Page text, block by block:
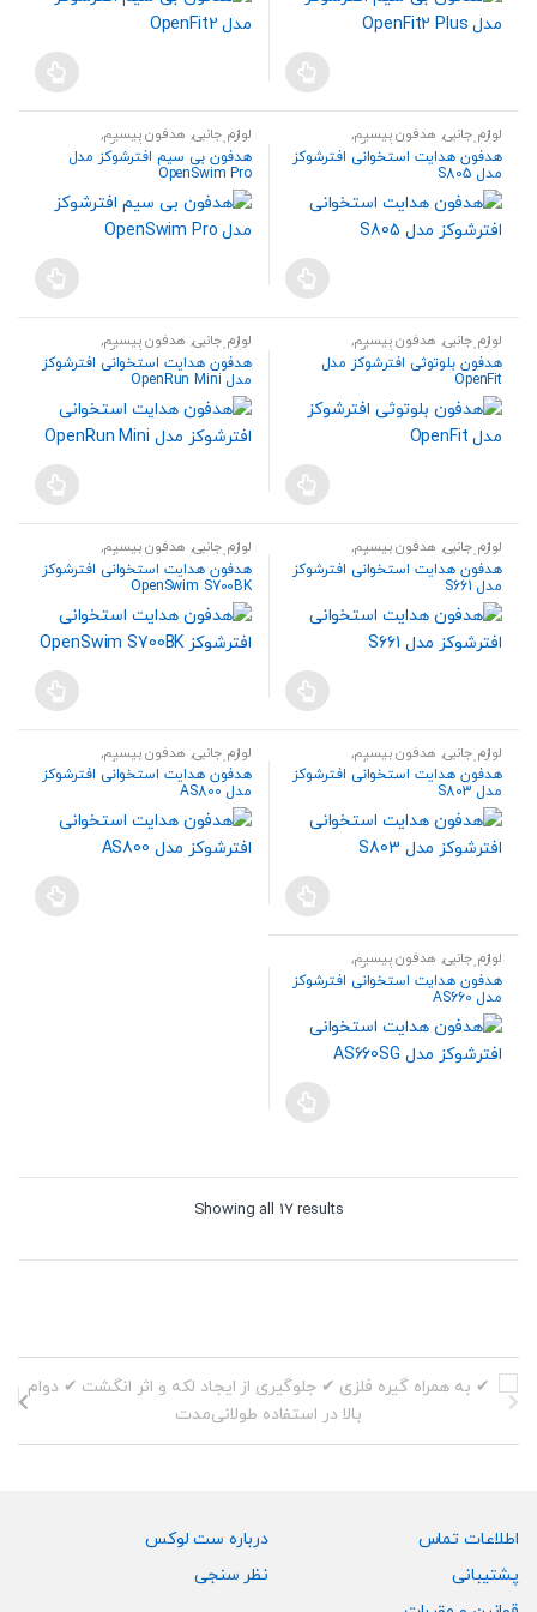
انتخاب
می
ممکن
است
در
صفحه
محصول
باشد.
است
در
صفحه
محصول
انتخاب
لوازم جانبی, هدفون بیسیم,
هندزفری،هدست و اسپیکر
هدفون هدایت استخوانی افترشوکز
مدل S805
لوازم جانبی, هدفون بیسیم,
هندزفری،هدست و اسپیکر
هدفون بی سیم افترشوکز مدل
OpenSwim Pro
لوازم جانبی, هدفون بیسیم,
هندزفری،هدست و اسپیکر
هدفون بلوتوثی افترشوکز مدل
OpenFit
لوازم جانبی, هدفون بیسیم,
هندزفری،هدست و اسپیکر
هدفون هدایت استخوانی افترشوکز
مدل OpenRun Mini
لوازم جانبی, هدفون بیسیم,
هندزفری،هدست و اسپیکر
هدفون هدایت استخوانی افترشوکز
مدل S661
لوازم جانبی, هدفون بیسیم,
هندزفری،هدست و اسپیکر
هدفون هدایت استخوانی افترشوکز
OpenSwim ‎S700BK
لوازم جانبی, هدفون بیسیم,
هندزفری،هدست و اسپیکر
هدفون هدایت استخوانی افترشوکز
مدل S803
لوازم جانبی, هدفون بیسیم,
هندزفری،هدست و اسپیکر
هدفون هدایت استخوانی افترشوکز
مدل AS800
لوازم جانبی, هدفون بیسیم,
هندزفری،هدست و اسپیکر
هدفون هدایت استخوانی افترشوکز
مدل AS660
Showing all 17 results
اطلاعات تماس
پشتیبانی
درباره ست لوکس
نظر سنجی